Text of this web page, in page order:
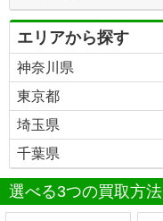
エリアから探す
神奈川県
東京都
埼玉県
千葉県
選べる3つの買取方法